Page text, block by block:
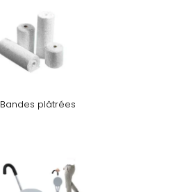
Bandes plâtrées